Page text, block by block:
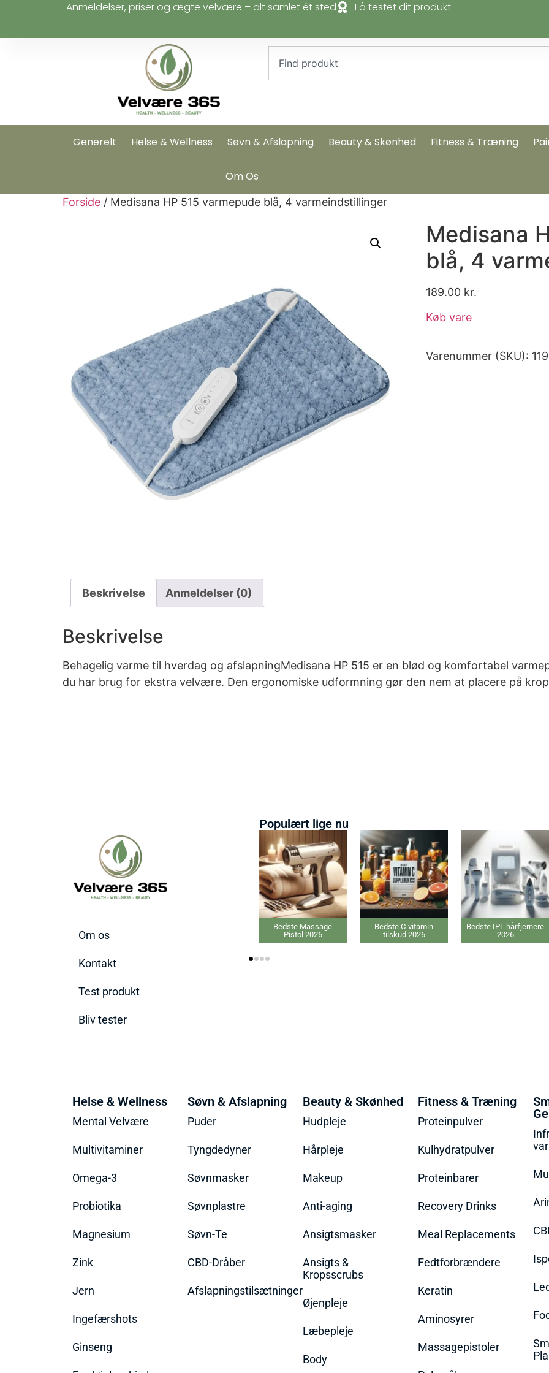
Anmeldelser, priser og ægte velvære – alt samlet ét sted Få testet dit produkt
Generelt Helse & Wellness Søvn & Afslapning Beauty & Skønhed Fitness & Træning
Om Os
Forside / Medisana HP 515 varmepude blå, 4 varmeindstillinger
Medisana
blå, 4
189.00 kr.
Køb vare
Varenummer (SKU):
Beskrivelse Anmeldelser (0)
Beskrivelse
Behagelig varme til hverdag og afslapningMedisana HP 515 er en blød og komfortabel
du har brug for ekstra velvære. Den ergonomiske udformning gør den nem at placere på
Om os
Kontakt
Test produkt
Bliv tester
Populært lige nu
Bedste Massage
Pistol 2026
Bedste C-vitamin
tilskud 2026
Bedste IPL hårfjernere
2026
Helse & Wellness
Mental Velvære
Multivitaminer
Omega-3
Probiotika
Magnesium
Zink
Jern
Ingefærshots
Ginseng
Søvn & Afslapning
Puder
Tyngdedyner
Søvnmasker
Søvnplastre
Søvn-Te
CBD-Dråber
Afslapningstilsætninger
Beauty & Skønhed
Hudpleje
Hårpleje
Makeup
Anti-aging
Ansigtsmasker
Ansigts &
Kropsscrubs
Øjenpleje
Læbepleje
Body
Fitness & Træning
Proteinpulver
Kulhydratpulver
Proteinbarer
Recovery Drinks
Meal Replacements
Fedtforbrændere
Keratin
Aminosyrer
Massagepistoler